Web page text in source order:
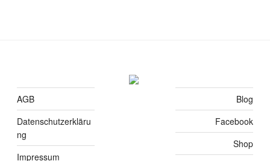
AGB
Datenschutzerkläru
ng
Impressum
Blog
Facebook
Shop